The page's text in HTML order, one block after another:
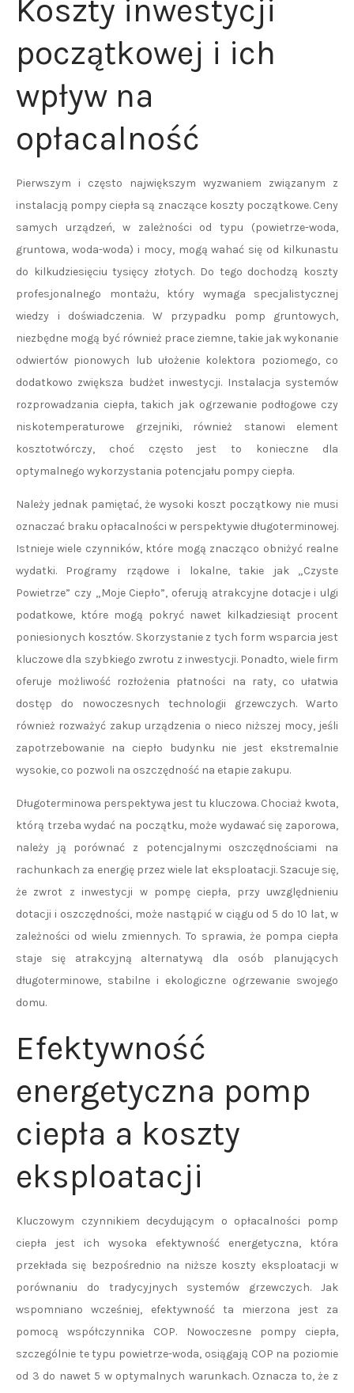
Koszty inwestycji
początkowej i ich
wpływ na
opłacalność
Pierwszym i często największym wyzwaniem związanym z
instalacją pompy ciepła są znaczące koszty początkowe. Ceny
samych urządzeń, w zależności od typu (powietrze-woda,
gruntowa, woda-woda) i mocy, mogą wahać się od kilkunastu
do kilkudziesięciu tysięcy złotych. Do tego dochodzą koszty
profesjonalnego montażu, który wymaga specjalistycznej
wiedzy i doświadczenia. W przypadku pomp gruntowych,
niezbędne mogą być również prace ziemne, takie jak wykonanie
odwiertów pionowych lub ułożenie kolektora poziomego, co
dodatkowo zwiększa budżet inwestycji. Instalacja systemów
rozprowadzania ciepła, takich jak ogrzewanie podłogowe czy
niskotemperaturowe grzejniki, również stanowi element
kosztotwórczy, choć często jest to konieczne dla
optymalnego wykorzystania potencjału pompy ciepła.
Należy jednak pamiętać, że wysoki koszt początkowy nie musi
oznaczać braku opłacalności w perspektywie długoterminowej.
Istnieje wiele czynników, które mogą znacząco obniżyć realne
wydatki. Programy rządowe i lokalne, takie jak „Czyste
Powietrze” czy „Moje Ciepło”, oferują atrakcyjne dotacje i ulgi
podatkowe, które mogą pokryć nawet kilkadziesiąt procent
poniesionych kosztów. Skorzystanie z tych form wsparcia jest
kluczowe dla szybkiego zwrotu z inwestycji. Ponadto, wiele firm
oferuje możliwość rozłożenia płatności na raty, co ułatwia
dostęp do nowoczesnych technologii grzewczych. Warto
również rozważyć zakup urządzenia o nieco niższej mocy, jeśli
zapotrzebowanie na ciepło budynku nie jest ekstremalnie
wysokie, co pozwoli na oszczędność na etapie zakupu.
Długoterminowa perspektywa jest tu kluczowa. Chociaż kwota,
którą trzeba wydać na początku, może wydawać się zaporowa,
należy ją porównać z potencjalnymi oszczędnościami na
rachunkach za energię przez wiele lat eksploatacji. Szacuje się,
że zwrot z inwestycji w pompę ciepła, przy uwzględnieniu
dotacji i oszczędności, może nastąpić w ciągu od 5 do 10 lat, w
zależności od wielu zmiennych. To sprawia, że pompa ciepła
staje się atrakcyjną alternatywą dla osób planujących
długoterminowe, stabilne i ekologiczne ogrzewanie swojego
domu.
Efektywność
energetyczna pomp
ciepła a koszty
eksploatacji
Kluczowym czynnikiem decydującym o opłacalności pomp
ciepła jest ich wysoka efektywność energetyczna, która
przekłada się bezpośrednio na niższe koszty eksploatacji w
porównaniu do tradycyjnych systemów grzewczych. Jak
wspomniano wcześniej, efektywność ta mierzona jest za
pomocą współczynnika COP. Nowoczesne pompy ciepła,
szczególnie te typu powietrze-woda, osiągają COP na poziomie
od 3 do nawet 5 w optymalnych warunkach. Oznacza to, że z